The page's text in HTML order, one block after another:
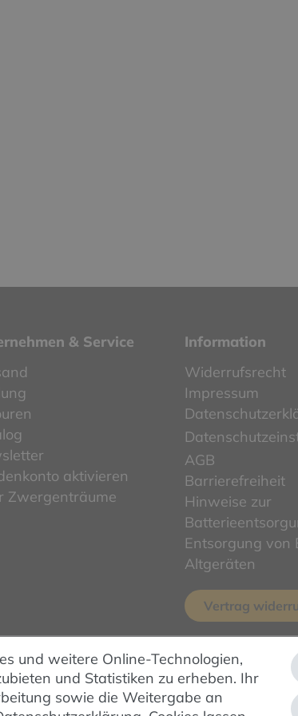
& Service
aktivieren
Zwergenträume
Information
Widerrufsrecht
Impressum
AGB
Barrierefreiheit
Hinweise zur
Entsorgung von
Altgeräten
Vertrag
ZAHLUNG & VERSAND
und weitere Online-Technologien,
und Statistiken zu erheben. Ihr
sowie die Weitergabe an